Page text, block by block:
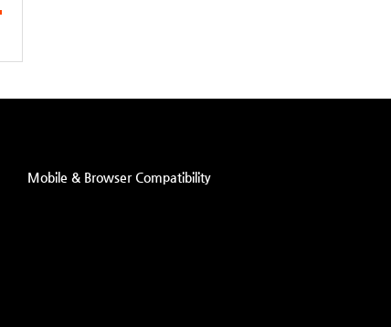
Mobile & Browser Compatibility